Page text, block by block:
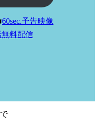
60sec.予告映像
無料配信